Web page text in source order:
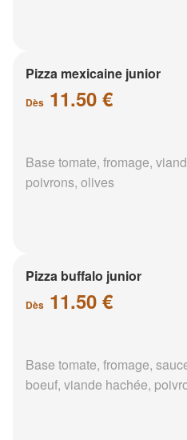
Pizza mexicaine junior
Dès 11.50 €
Base tomate, fromage,
poivrons, olives
Pizza buffalo junior
Dès 11.50 €
Base tomate, fromage,
boeuf, viande hachée,